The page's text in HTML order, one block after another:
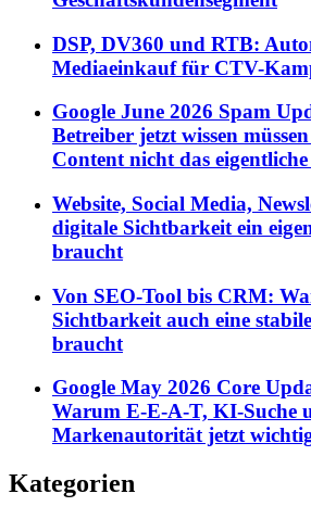
DSP, DV360 und RTB:
Mediaeinkauf für CTV-
Google June 2026 Spam
Betreiber jetzt wissen
Content nicht das
Website, Social Media,
digitale Sichtbarkeit ein
braucht
Von SEO-Tool bis CRM:
Sichtbarkeit auch eine
braucht
Google May 2026 Core
Warum E-E-A-T, KI-Suche
Markenautorität jetzt
Kategorien